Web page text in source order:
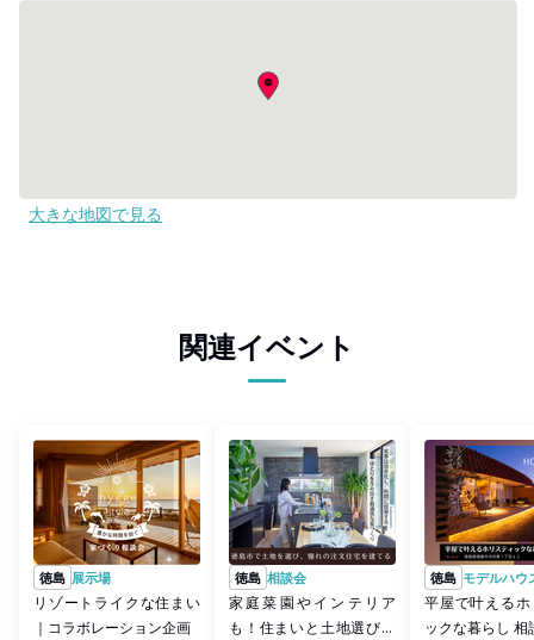
大きな地図で見る
関連イベント
徳島 展示場
リゾートライクな住まい
｜コラボレーション企画
徳島 相談会
家庭菜園やインテリア
も！住まいと土地選びの
徳島 モデルハウ
平屋で叶える
ックな暮らし 相